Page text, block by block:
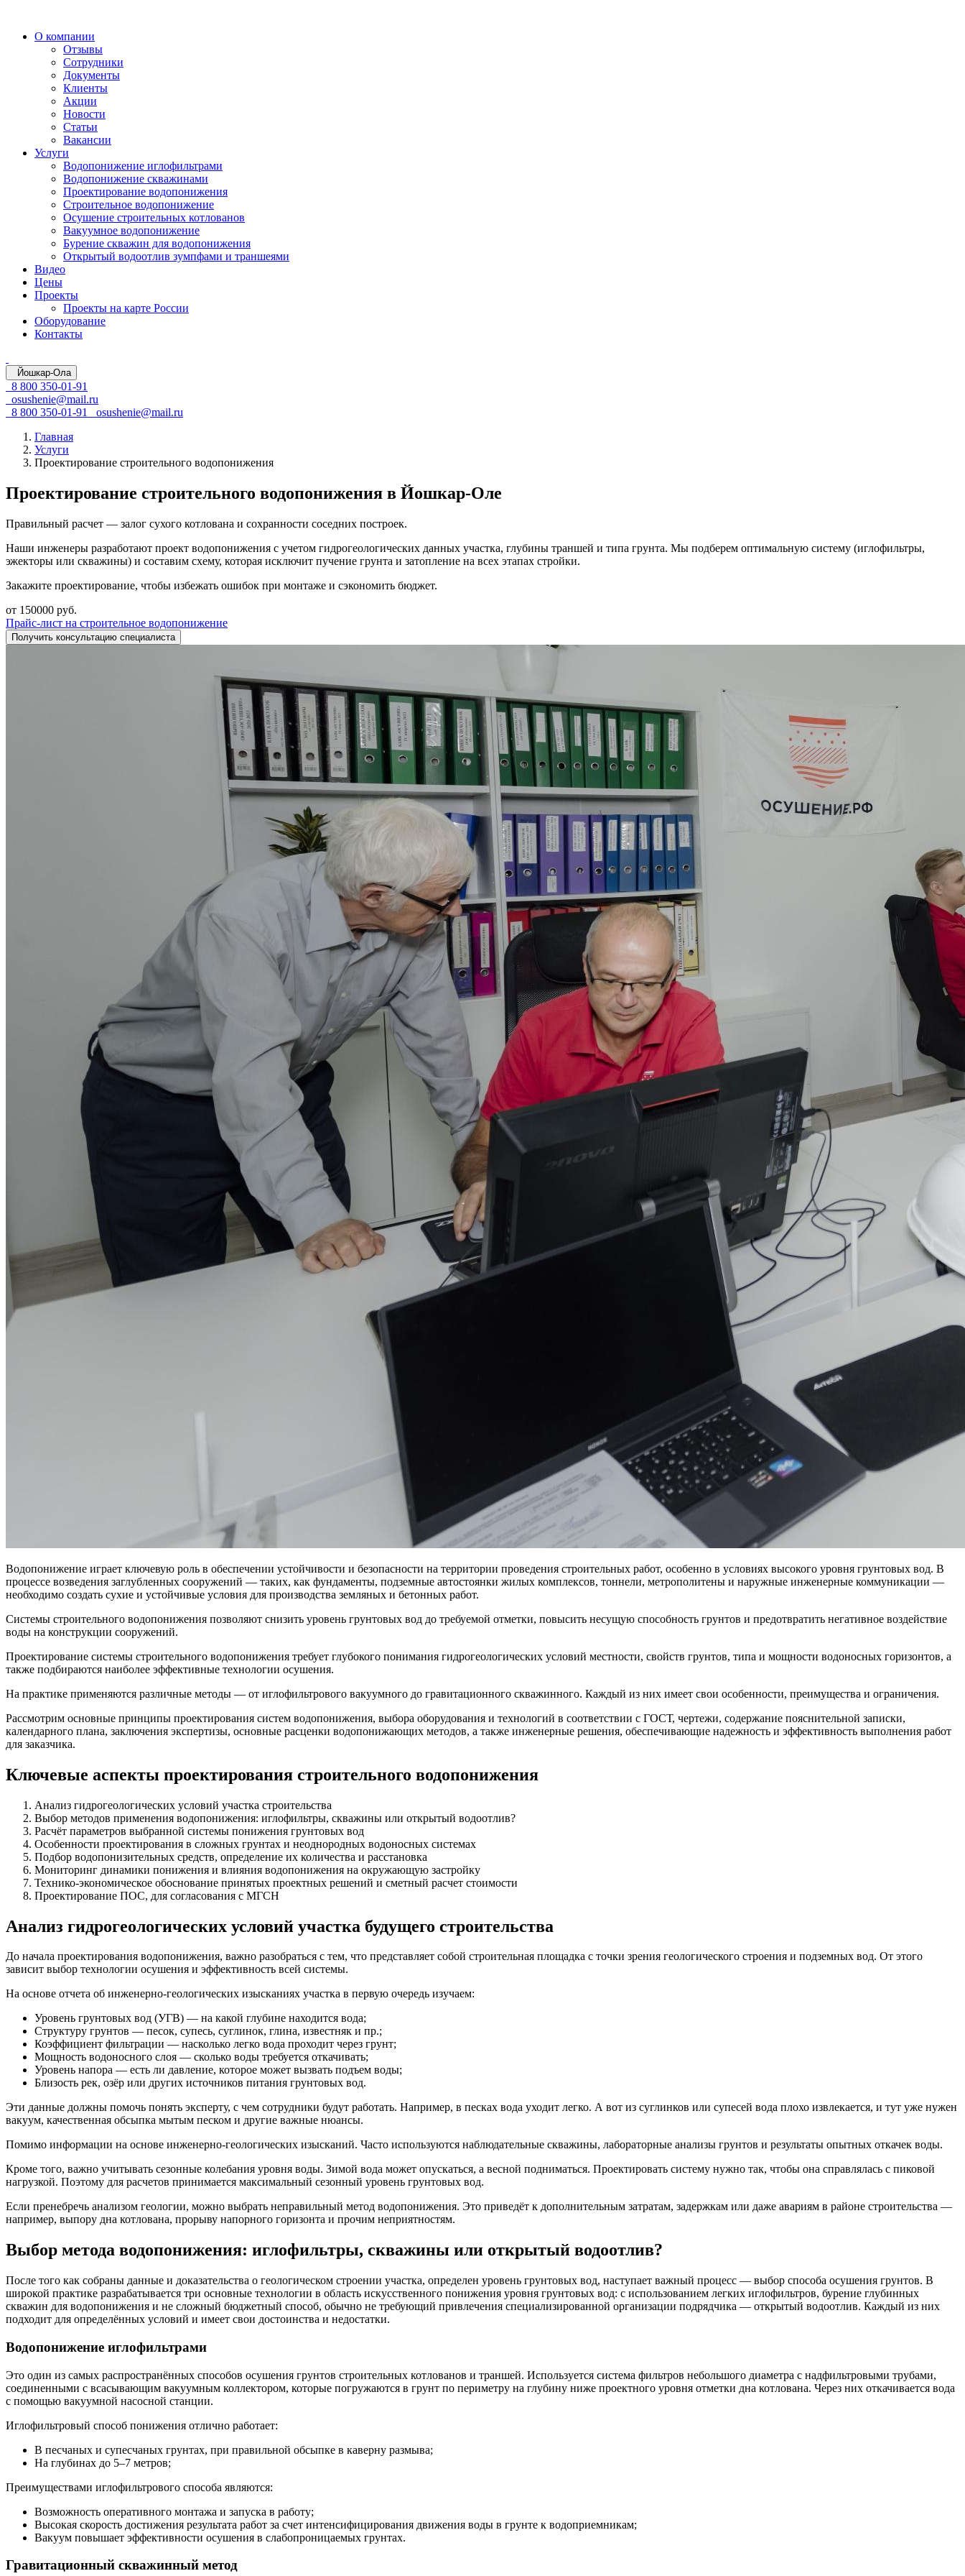
О компании
Отзывы
Сотрудники
Документы
Клиенты
Акции
Новости
Статьи
Вакансии
Услуги
Водопонижение иглофильтрами
Водопонижение скважинами
Проектирование водопонижения
Строительное водопонижение
Осушение строительных котлованов
Вакуумное водопонижение
Бурение скважин для водопонижения
Открытый водоотлив зумпфами и траншеями
Видео
Цены
Проекты
Проекты на карте России
Оборудование
Контакты
Йошкар-Ола
8 800 350-01-91
osushenie@mail.ru
8 800 350-01-91
osushenie@mail.ru
Главная
Услуги
Проектирование строительного водопонижения
Проектирование строительного водопонижения в Йошкар-Оле
Правильный расчет — залог сухого котлована и сохранности соседних построек.
Наши инженеры разработают проект водопонижения с учетом гидрогеологических данных участка, глубины траншей и типа грунта. Мы подберем оптимальную систему (иглофильтры,
эжекторы или скважины) и составим схему, которая исключит пучение грунта и затопление на всех этапах стройки.
Закажите проектирование, чтобы избежать ошибок при монтаже и сэкономить бюджет.
от 150000 руб.
Прайс-лист на строительное водопонижение
Получить консультацию специалиста
Водопонижение играет ключевую роль в обеспечении устойчивости и безопасности на территории проведения строительных работ, особенно в условиях высокого уровня грунтовых вод. В
процессе возведения заглубленных сооружений — таких, как фундаменты, подземные автостоянки жилых комплексов, тоннели, метрополитены и наружные инженерные коммуникации —
необходимо создать сухие и устойчивые условия для производства земляных и бетонных работ.
Системы строительного водопонижения позволяют снизить уровень грунтовых вод до требуемой отметки, повысить несущую способность грунтов и предотвратить негативное воздействие
воды на конструкции сооружений.
Проектирование системы строительного водопонижения требует глубокого понимания гидрогеологических условий местности, свойств грунтов, типа и мощности водоносных горизонтов, а
также подбираются наиболее эффективные технологии осушения.
На практике применяются различные методы — от иглофильтрового вакуумного до гравитационного скважинного. Каждый из них имеет свои особенности, преимущества и ограничения.
Рассмотрим основные принципы проектирования систем водопонижения, выбора оборудования и технологий в соответствии с ГОСТ, чертежи, содержание пояснительной записки,
календарного плана, заключения экспертизы, основные расценки водопонижающих методов, а также инженерные решения, обеспечивающие надежность и эффективность выполнения работ
для заказчика.
Ключевые аспекты проектирования строительного водопонижения
Анализ гидрогеологических условий участка строительства
Выбор методов применения водопонижения: иглофильтры, скважины или открытый водоотлив?
Расчёт параметров выбранной системы понижения грунтовых вод
Особенности проектирования в сложных грунтах и неоднородных водоносных системах
Подбор водопонизительных средств, определение их количества и расстановка
Мониторинг динамики понижения и влияния водопонижения на окружающую застройку
Технико-экономическое обоснование принятых проектных решений и сметный расчет стоимости
Проектирование ПОС, для согласования с МГСН
Анализ гидрогеологических условий участка будущего строительства
До начала проектирования водопонижения, важно разобраться с тем, что представляет собой строительная площадка с точки зрения геологического строения и подземных вод. От этого
зависит выбор технологии осушения и эффективность всей системы.
На основе отчета об инженерно-геологических изысканиях участка в первую очередь изучаем:
Уровень грунтовых вод (УГВ) — на какой глубине находится вода;
Структуру грунтов — песок, супесь, суглинок, глина, известняк и пр.;
Коэффициент фильтрации — насколько легко вода проходит через грунт;
Мощность водоносного слоя — сколько воды требуется откачивать;
Уровень напора — есть ли давление, которое может вызвать подъем воды;
Близость рек, озёр или других источников питания грунтовых вод.
Эти данные должны помочь понять эксперту, с чем сотрудники будут работать. Например, в песках вода уходит легко. А вот из суглинков или супесей вода плохо извлекается, и тут уже нужен
вакуум, качественная обсыпка мытым песком и другие важные нюансы.
Помимо информации на основе инженерно-геологических изысканий. Часто используются наблюдательные скважины, лабораторные анализы грунтов и результаты опытных откачек воды.
Кроме того, важно учитывать сезонные колебания уровня воды. Зимой вода может опускаться, а весной подниматься. Проектировать систему нужно так, чтобы она справлялась с пиковой
нагрузкой. Поэтому для расчетов принимается максимальный сезонный уровень грунтовых вод.
Если пренебречь анализом геологии, можно выбрать неправильный метод водопонижения. Это приведёт к дополнительным затратам, задержкам или даже авариям в районе строительства —
например, выпору дна котлована, прорыву напорного горизонта и прочим неприятностям.
Выбор метода водопонижения: иглофильтры, скважины или открытый водоотлив?
После того как собраны данные и доказательства о геологическом строении участка, определен уровень грунтовых вод, наступает важный процесс — выбор способа осушения грунтов. В
широкой практике разрабатывается три основные технологии в область искусственного понижения уровня грунтовых вод: с использованием легких иглофильтров, бурение глубинных
скважин для водопонижения и не сложный бюджетный способ, обычно не требующий привлечения специализированной организации подрядчика — открытый водоотлив. Каждый из них
подходит для определённых условий и имеет свои достоинства и недостатки.
Водопонижение иглофильтрами
Это один из самых распространённых способов осушения грунтов строительных котлованов и траншей. Используется система фильтров небольшого диаметра с надфильтровыми трубами,
соединенными с всасывающим вакуумным коллектором, которые погружаются в грунт по периметру на глубину ниже проектного уровня отметки дна котлована. Через них откачивается вода
с помощью вакуумной насосной станции.
Иглофильтровый способ понижения отлично работает:
В песчаных и супесчаных грунтах, при правильной обсыпке в каверну размыва;
На глубинах до 5–7 метров;
Преимуществами иглофильтрового способа являются:
Возможность оперативного монтажа и запуска в работу;
Высокая скорость достижения результата работ за счет интенсифицирования движения воды в грунте к водоприемникам;
Вакуум повышает эффективности осушения в слабопроницаемых грунтах.
Гравитационный скважинный метод